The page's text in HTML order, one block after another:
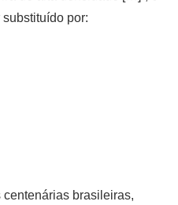
por:
centenárias brasileiras,